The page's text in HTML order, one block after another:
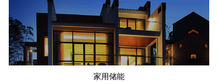
家用储能